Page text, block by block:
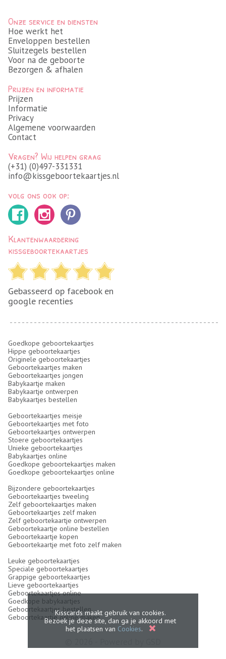
Onze service en diensten
Hoe werkt het
Enveloppen bestellen
Sluitzegels bestellen
Voor na de geboorte
Bezorgen & afhalen
Prijzen en informatie
Prijzen
Informatie
Privacy
Algemene voorwaarden
Contact
Vragen? Wij helpen graag
(+31) (0)497-331331
info@kissgeboortekaartjes.nl
volg ons ook op:
Klantenwaardering
kissgeboortekaartjes
Gebasseerd op facebook en
google recenties
Goedkope geboortekaartjes
Hippe geboortekaartjes
Originele geboortekaartjes
Geboortekaartjes maken
Geboortekaartjes jongen
Babykaartje maken
Babykaartje ontwerpen
Babykaartjes bestellen
Geboortekaartjes meisje
Geboortekaartjes met foto
Geboortekaartjes ontwerpen
Stoere geboortekaartjes
Unieke geboortekaartjes
Babykaartjes online
Goedkope geboortekaartjes maken
Goedkope geboortekaartjes online
Bijzondere geboortekaartjes
Geboortekaartjes tweeling
Zelf geboortekaartjes maken
Geboortekaartjes zelf maken
Zelf geboortekaartje ontwerpen
Geboortekaartje online bestellen
Geboortekaartje kopen
Geboortekaartje met foto zelf maken
Leuke geboortekaartjes
Speciale geboortekaartjes
Grappige geboortekaartjes
Lieve geboortekaartjes
Geboortekaartjes online
Goedkope babykaartjes
Geboortekaartjes bestellen
Geboortekaartje online makenKisscards maakt gebruik van cookies.
Bezoek je deze site, dan ga je akkoord met
het plaatsen van Cookies.